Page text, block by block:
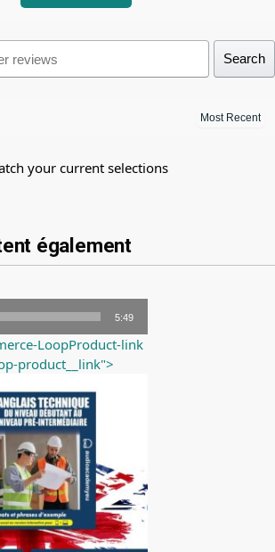
Search
your current selections
également
5:49
LoopProduct-link
product__link">